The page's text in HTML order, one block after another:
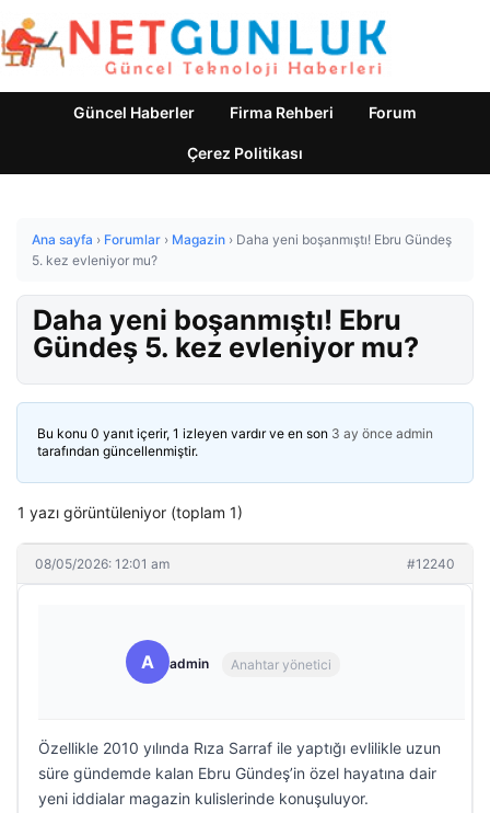
Güncel Haberler Firma Rehberi Forum
Çerez Politikası
Ana sayfa › Forumlar › Magazin › Daha yeni boşanmıştı! Ebru Gündeş
5. kez evleniyor mu?
Daha yeni boşanmıştı! Ebru
Gündeş 5. kez evleniyor mu?
Bu konu 0 yanıt içerir, 1 izleyen vardır ve en son 3 ay önce admin
tarafından güncellenmiştir.
1 yazı görüntüleniyor (toplam 1)
08/05/2026: 12:01 am #12240
A admin Anahtar yönetici
Özellikle 2010 yılında Rıza Sarraf ile yaptığı evlilikle uzun
süre gündemde kalan Ebru Gündeş’in özel hayatına dair
yeni iddialar magazin kulislerinde konuşuluyor.